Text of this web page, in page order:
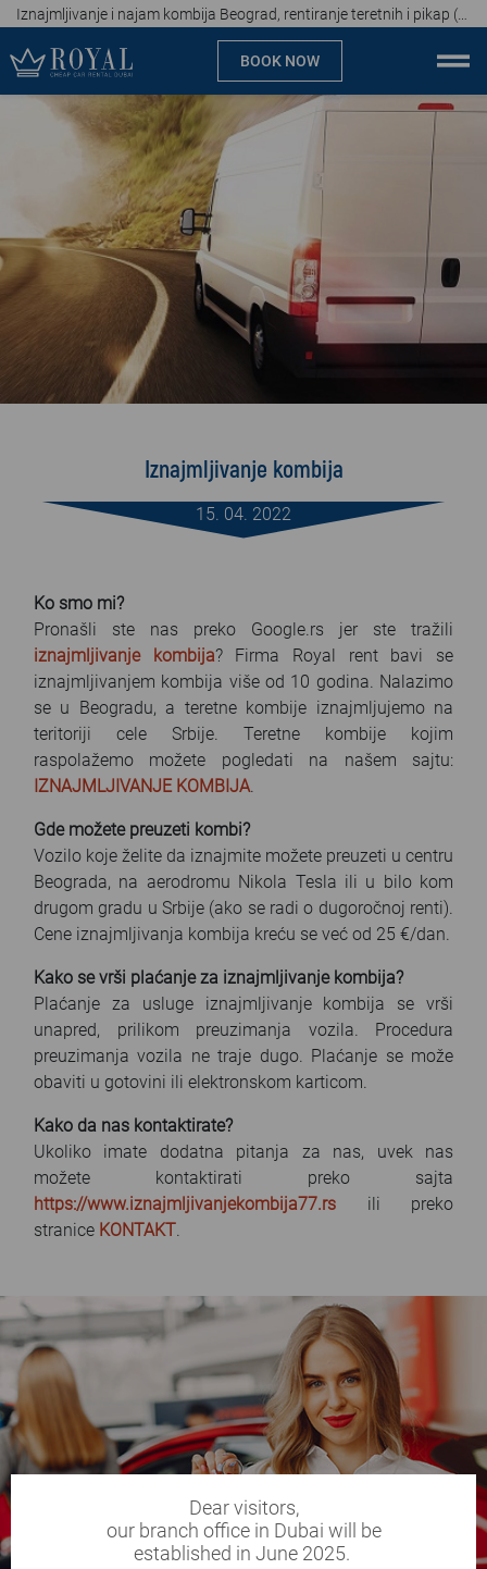
BOOK NOW
Cheap car rental Dubai
Specialties
Locations
Car rental
Brands
FAQ
Contact
Iznajmljivanje kombija
15. 04. 2022
Ko smo mi?
Pronašli ste nas preko Google.rs jer ste tražili
iznajmljivanje kombija? Firma Royal rent bavi se
iznajmljivanjem kombija više od 10 godina. Nalazimo
se u Beogradu, a teretne kombije iznajmljujemo na
teritoriji cele Srbije. Teretne kombije kojim
raspolažemo možete pogledati na našem sajtu:
IZNAJMLJIVANJE KOMBIJA
Gde možete preuzeti kombi?
Vozilo koje želite da iznajmite možete preuzeti u centru
Beograda, na aerodromu Nikola Tesla ili u bilo kom
drugom gradu u Srbije (ako se radi o dugoročnoj renti).
Cene iznajmljivanja kombija kreću se već od 25 €/dan.
Kako se vrši plaćanje za iznajmljivanje kombija?
Plaćanje za usluge iznajmljivanje kombija se vrši
unapred, prilikom preuzimanja vozila. Procedura
preuzimanja vozila ne traje dugo. Plaćanje se može
obaviti u gotovini ili elektronskom karticom.
Kako da nas kontaktirate?
Ukoliko imate dodatna pitanja za nas, uvek nas
možete kontaktirati preko sajta
https://www.iznajmljivanjekombija77.rs ili preko
stranice KONTAKT
Dear visitors,
our branch office in Dubai will be
established in June 2025.